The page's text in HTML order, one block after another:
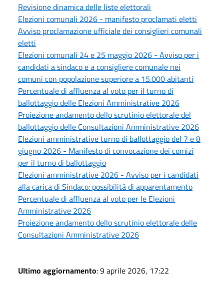
Revisione dinamica delle liste elettorali
Elezioni comunali 2026 - manifesto proclamati eletti
Avviso proclamazione ufficiale dei consiglieri comunali
eletti
Elezioni comunali 24 e 25 maggio 2026 - Avviso per i
candidati a sindaco e a consigliere comunale nei
comuni con popolazione superiore a 15.000 abitanti
Percentuale di affluenza al voto per il turno di
ballottaggio delle Elezioni Amministrative 2026
Proiezione andamento dello scrutinio elettorale del
ballottaggio delle Consultazioni Amministrative 2026
Elezioni amministrative turno di ballottaggio del 7 e 8
giugno 2026 - Manifesto di convocazione dei comizi
per il turno di ballottaggio
Elezioni amministrative 2026 - Avviso per i candidati
alla carica di Sindaco: possibilità di apparentamento
Percentuale di affluenza al voto per le Elezioni
Amministrative 2026
Proiezione andamento dello scrutinio elettorale delle
Consultazioni Amministrative 2026
Ultimo aggiornamento: 9 aprile 2026, 17:22